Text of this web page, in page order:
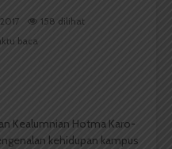
158 dilihat
baca
Kealumnian Hotma Karo-
kehidupan kampus